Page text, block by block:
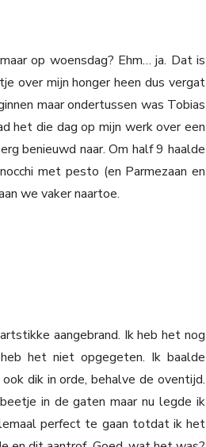
op woensdag? Ehm… ja. Dat is
over mijn honger heen dus vergat
maar ondertussen was Tobias
het die dag op mijn werk over een
benieuwd naar. Om half 9 haalde
met pesto (en Parmezaan en
we vaker naartoe.
aangebrand. Ik heb het nog
het niet opgegeten. Ik baalde
dik in orde, behalve de oventijd.
in de gaten maar nu legde ik
perfect te gaan totdat ik het